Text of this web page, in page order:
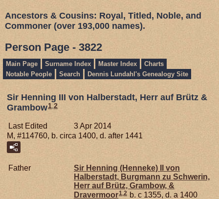
Ancestors & Cousins: Royal, Titled, Noble, and
Commoner (over 193,000 names).
Person Page - 3822
Main Page Surname Index Master Index
Charts
Notable People
Search Dennis Lundahl's Genealogy Site
Sir Henning III von Halberstadt, Herr auf Brütz &
Grambow1,2
Last Edited
3 Apr 2014
M, #114760, b. circa 1400, d. after 1441
Father
Sir Henning (Henneke) II von
Halberstadt, Burgmann zu Schwerin,
Herr auf Brütz, Grambow, &
Dravermoor1,2 b. c 1355, d. a 1400